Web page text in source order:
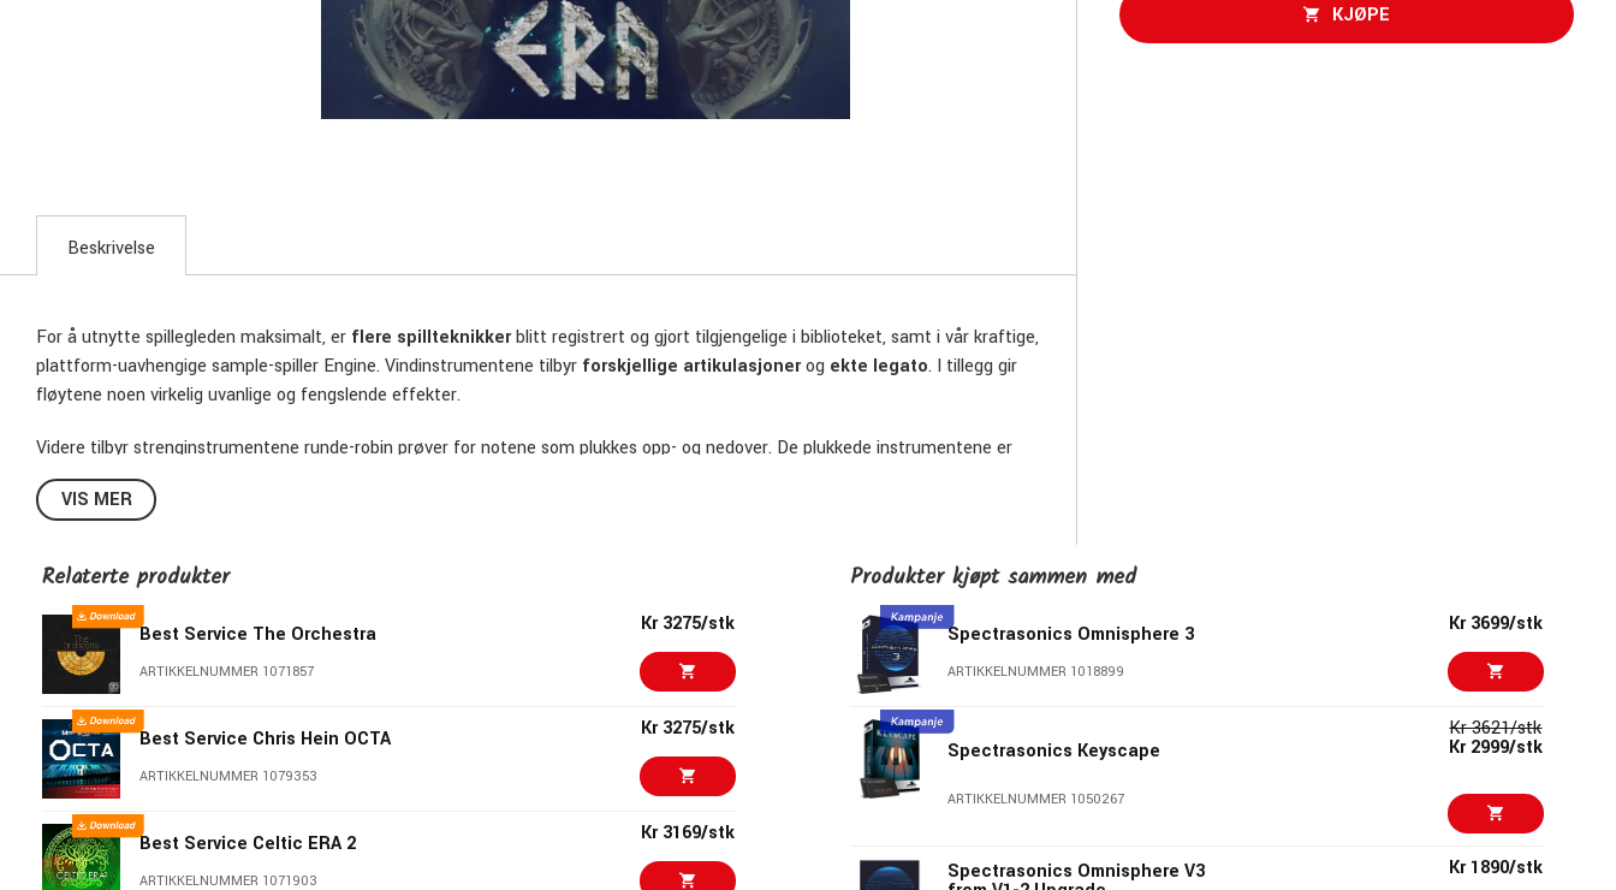
KJØPE
Beskrivelse
For å utnytte spillegleden maksimalt, er flere spillteknikkerblitt registrert og gjort tilgjengelige i biblioteket, samt i vår kraftige,
plattform-uavhengige sample-spiller Engine. Vindinstrumentene tilbyr forskjellige artikulasjonerog ekte legato. I tillegg gir
fløytene noen virkelig uvanlige og fengslende effekter.
Videre tilbyr strenginstrumentene runde-robin prøver for notene som plukkes opp- og nedover. De plukkede instrumentene er
innspilt med ulike spillteknikker som bruk av plektrum, fingre eller å bli strøket.
Inkluderte instrumenter
String:Tagelharpa / Jouhikko Small, Tagelharpa / Jouhikko Big og Crwth.
Plukket streng: Cologne Lyre, Ancient Lyre, Trossingen Lyre og Utrecht Lute.
Vind:War Horn, White Horn, Curved Horn, Shofar, Bukkehorn, Shell, Long Trumpet, Big Horn, Double Flute, Small Bone Flute,
Vulture Bone Flute, Pictish Pipes, Elderwood Flute, Overtone Fujara, Didgeridoo og Wooden Lur.
Slagverk:
Shamanic Drum Small, Shamanic Drum Big, Big Frame Drum, 5 Square Drums, 2 Skin Drums, 2 Skin Snares, Skin
Tom, Sile, Anvil, 3 Viking Mouth Harps, Kjevebein, Pan Medium, Pan Rusted, 7 Seed Shakers, Small Bells, 2 Cowbells,
Bullroarer, Horseshoe og Bronze Mortar.
VIS MER
Relaterte produkter
Best Service The Orchestra
ARTIKKELNUMMER 1071857
Kr 3275/stk
Best Service Chris Hein OCTA
ARTIKKELNUMMER 1079353
Kr 3275/stk
Best Service Celtic ERA 2
ARTIKKELNUMMER 1071903
Kr 3169/stk
Produkter kjøpt sammen med
Spectrasonics Omnisphere 3
ARTIKKELNUMMER 1018899
Kr 3699/stk
Spectrasonics Keyscape
ARTIKKELNUMMER 1050267
Kr 3621/stk
Kr 2999/stk
Spectrasonics Omnisphere V3 Kr 1890/stk